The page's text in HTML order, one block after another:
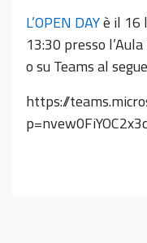
L’OPEN DAYè il 16
13:30 presso
o su Teams al
https://